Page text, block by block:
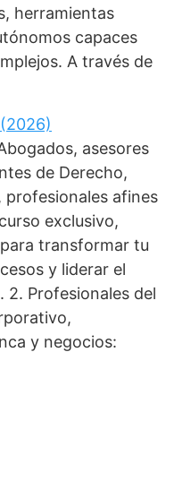
herramientas
capaces
A través de
asesores
de Derecho,
afines
exclusivo,
transformar tu
y liderar el
2. Profesionales del
y negocios: